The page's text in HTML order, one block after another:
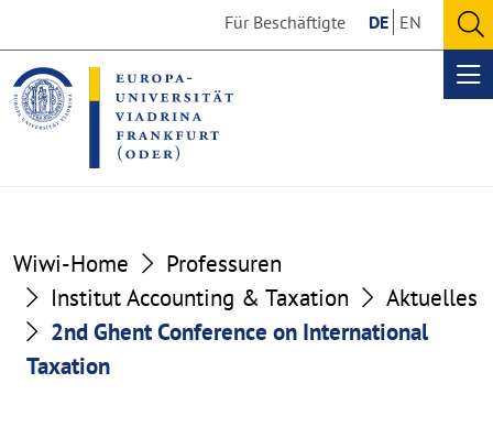
the
content
section
the
footer
section
Für Beschäftigte DE EN
Wiwi-Home
Professuren
Institut Accounting & Taxation
Aktuelles
2nd Ghent Conference on International
Taxation